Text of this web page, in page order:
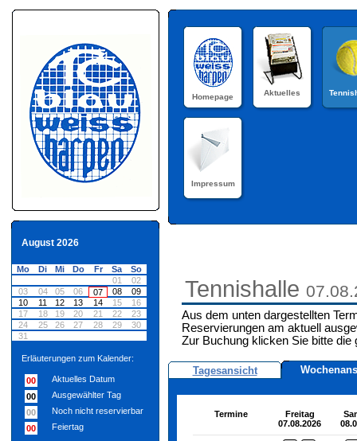
August 2026
Mo Di Mi Do Fr Sa
So
01
02
03
04 05 06 07 08
09
10
11 12 13 14 15
16
17
18 19 20 21 22
23
24
25 26 27 28 29
30
31
Erläuterungen zum Kalender:
00
Aktuelles Datum
00
Ausgewählter Tag
00
Noch nicht reservierbar
00
Feiertag
Homepage Aktuelles
Impressum
Tennishalle
Aus dem unten dargestellten
Reservierungen am aktuell
Zur Buchung klicken Sie bitte die
Tagesansicht
Termine
Freitag
07.08.2026